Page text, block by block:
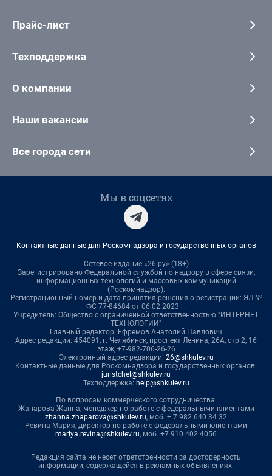
Прайс-лист
Техподдержка
О компании
Наши вакансии
Все города сети
Мы в соцсетях
Контактные данные для Роскомнадзора и государственных органов
Сетевое издание «26.ру» (18+)
Зарегистрировано Федеральной службой по надзору в сфере связи,
информационных технологий и массовых коммуникаций
(Роскомнадзор).
Регистрационный номер и дата принятия решения о регистрации: ЭЛ №
ФС 77-84684 от 06.02.2023 г.
Учредитель: Общество с ограниченной ответственностью "ИНТЕРНЕТ
ТЕХНОЛОГИИ"
Главный редактор: Ефремов Анатолий Павлович
Адрес редакции: 454091, г. Челябинск, проспект Ленина, 26А, стр.2, 16
этаж, +7-982-706-26-26
Электронный адрес редакции: 26@shkulev.ru
Контактные данные для Роскомнадзора и государственных органов:
juristchel@shkulev.ru
Техподдержка: help@shkulev.ru
По вопросам коммерческого сотрудничества:
Жапарова Жанна, менеджер по работе с федеральными клиентами
zhanna.zhaparova@shkulev.ru, моб. + 7 982 640 34 32
Ревина Мария, директор по работе с федеральными клиентами
mariya.revina@shkulev.ru, моб. +7 910 402 4056
Редакция сайта не несет ответственности за достоверность
информации, содержащейся в рекламных объявлениях.